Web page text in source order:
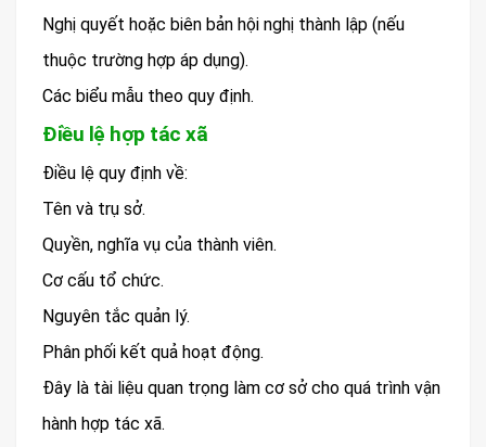
Nghị quyết hoặc biên bản hội nghị thành lập (nếu
thuộc trường hợp áp dụng).
Các biểu mẫu theo quy định.
Điều lệ hợp tác xã
Điều lệ quy định về:
Tên và trụ sở.
Quyền, nghĩa vụ của thành viên.
Cơ cấu tổ chức.
Nguyên tắc quản lý.
Phân phối kết quả hoạt động.
Đây là tài liệu quan trọng làm cơ sở cho quá trình vận
hành hợp tác xã.